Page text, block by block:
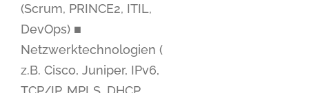
(Scrum, PRINCE2, ITIL,
DevOps) ■
Netzwerktechnologien (
z.B. Cisco, Juniper, IPv6,